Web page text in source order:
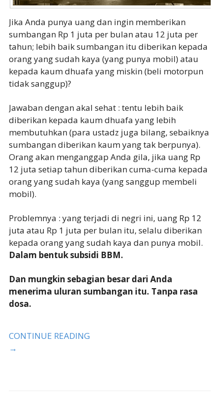
Jika Anda punya uang dan ingin memberikan
sumbangan Rp 1 juta per bulan atau 12 juta per
tahun; lebih baik sumbangan itu diberikan kepada
orang yang sudah kaya (yang punya mobil) atau
kepada kaum dhuafa yang miskin (beli motorpun
tidak sanggup)?
Jawaban dengan akal sehat : tentu lebih baik
diberikan kepada kaum dhuafa yang lebih
membutuhkan (para ustadz juga bilang, sebaiknya
sumbangan diberikan kaum yang tak berpunya).
Orang akan menganggap Anda gila, jika uang Rp
12 juta setiap tahun diberikan cuma-cuma kepada
orang yang sudah kaya (yang sanggup membeli
mobil).
Problemnya : yang terjadi di negri ini, uang Rp 12
juta atau Rp 1 juta per bulan itu, selalu diberikan
kepada orang yang sudah kaya dan punya mobil.
Dalam bentuk subsidi BBM.
Dan mungkin sebagian besar dari Anda
menerima uluran sumbangan itu. Tanpa rasa
dosa.
CONTINUE READING
→